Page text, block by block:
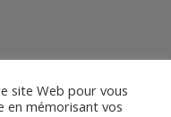
site Web pour vous
en mémorisant vos